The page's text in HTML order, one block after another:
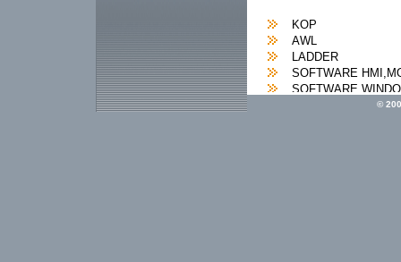
KOP
AWL
LADDER
SOFTWARE
SOFTWARE
SOFTWARE
©